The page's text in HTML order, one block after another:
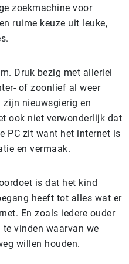
zoekmachine voor
ruime keuze uit leuke,
Druk bezig met allerlei
of zoonlief al weer
zijn nieuwsgierig en
ook niet verwonderlijk dat
PC zit want het internet is
en vermaak.
is dat het kind
heeft tot alles wat er
En zoals iedere ouder
vinden waarvan we
willen houden.